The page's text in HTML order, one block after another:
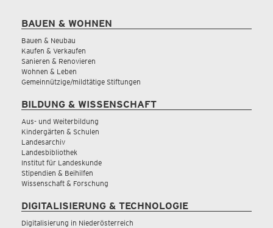
BAUEN & WOHNEN
Bauen & Neubau
Kaufen & Verkaufen
Sanieren & Renovieren
Wohnen & Leben
Gemeinnützige/mildtätige Stiftungen
BILDUNG & WISSENSCHAFT
Aus- und Weiterbildung
Kindergärten & Schulen
Landesarchiv
Landesbibliothek
Institut für Landeskunde
Stipendien & Beihilfen
Wissenschaft & Forschung
DIGITALISIERUNG & TECHNOLOGIE
Digitalisierung in Niederösterreich